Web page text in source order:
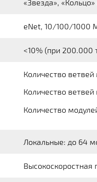
«Звезда»,
eNet, 10/100/1000
<10% (при 200.000
Количество
Количество
Количество
Локальные: до 64